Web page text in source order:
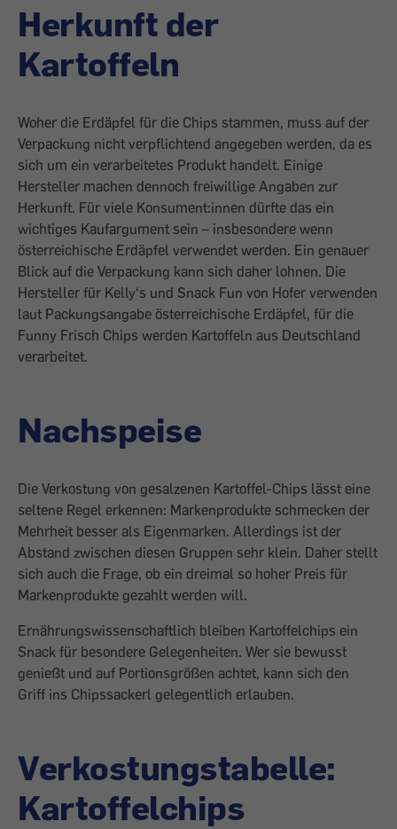
Herkunft der
Kartoffeln
Woher die Erdäpfel für die Chips stammen, muss auf der
Verpackung nicht verpflichtend angegeben werden, da es
sich um ein verarbeitetes Produkt handelt. Einige
Hersteller machen dennoch freiwillige Angaben zur
Herkunft. Für viele Konsument:innen dürfte das ein
wichtiges Kaufargument sein – insbesondere wenn
österreichische Erdäpfel verwendet werden. Ein genauer
Blick auf die Verpackung kann sich daher lohnen. Die
Hersteller für Kelly‘s und Snack Fun von Hofer verwenden
laut Packungsangabe österreichische Erdäpfel, für die
Funny Frisch Chips werden Kartoffeln aus Deutschland
verarbeitet.
Nachspeise
Die Verkostung von gesalzenen Kartoffel-Chips lässt eine
seltene Regel erkennen: Markenprodukte schmecken der
Mehrheit besser als Eigenmarken. Allerdings ist der
Abstand zwischen diesen Gruppen sehr klein. Daher stellt
sich auch die Frage, ob ein dreimal so hoher Preis für
Markenprodukte gezahlt werden will.
Ernährungswissenschaftlich bleiben Kartoffelchips ein
Snack für besondere Gelegenheiten. Wer sie bewusst
genießt und auf Portionsgrößen achtet, kann sich den
Griff ins Chipssackerl gelegentlich erlauben.
Verkostungstabelle:
Kartoffelchips